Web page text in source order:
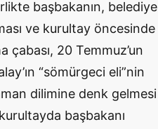
başbakanın, belediye
ve kurultay öncesinde
çabası, 20 Temmuz’un
“sömürgeci eli”nin
dilimine denk gelmesi
başbakanı